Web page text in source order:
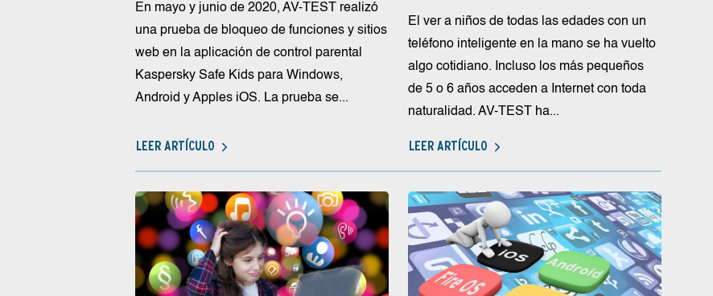
En mayo y junio de 2020, AV-TEST realizó
una prueba de bloqueo de funciones y sitios
web en la aplicación de control parental
Kaspersky Safe Kids para Windows,
Android y Apples iOS. La prueba se...
LEER ARTÍCULO
El ver a niños de todas las edades con un
teléfono inteligente en la mano se ha vuelto
algo cotidiano. Incluso los más pequeños
de 5 o 6 años acceden a Internet con toda
naturalidad. AV-TEST ha...
LEER ARTÍCULO